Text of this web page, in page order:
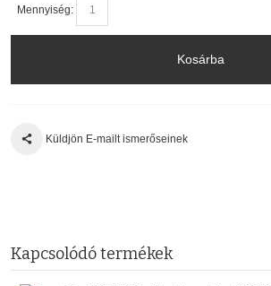
Mennyiség:
Kosárba
Küldjön E-mailt ismerőseinek
Kapcsolódó termékek